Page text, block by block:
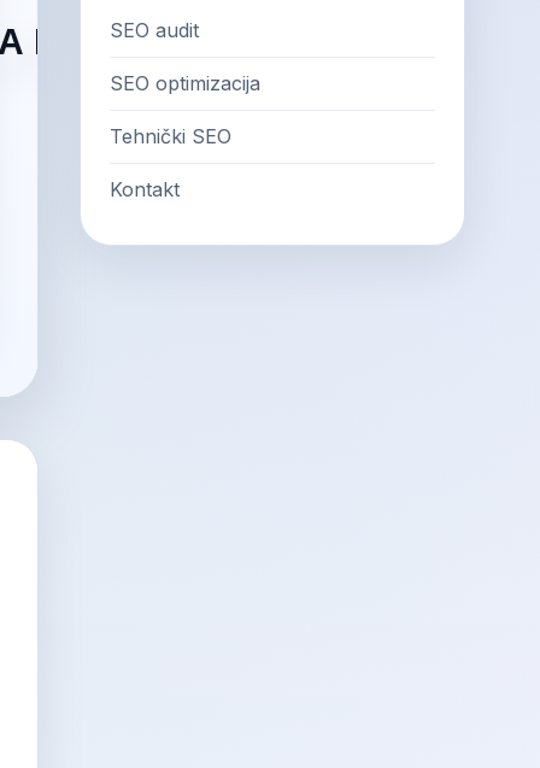
SEO audit
SEO optimizacija
Tehnički SEO
Kontakt